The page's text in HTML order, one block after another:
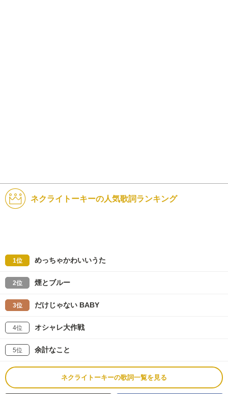
ネクライトーキーの人気歌詞ランキング
1位 めっちゃかわいいうた
2位 煙とブルー
3位 だけじゃない BABY
4位 オシャレ大作戦
5位 余計なこと
ネクライトーキーの歌詞一覧を見る